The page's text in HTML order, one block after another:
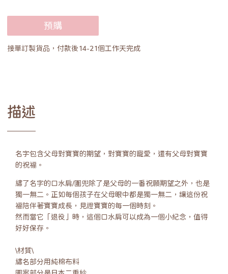
預購
接單訂製貨品，付款後14-21個工作天完成
描述
名字包含父母對寶寶的期望，對寶寶的寵愛，還有父母對寶寶
的祝福。
繡了名字的口水肩/圍兜除了是父母的一番祝願期望之外，也是
獨一無二。正如每個孩子在父母眼中都是獨一無二，讓這份祝
福陪伴著寶寶成長，見證寶寶的每一個時刻。
然而當它「退役」時，這個口水肩可以成為一個小紀念，值得
好好保存。
\材質\
繡名部分用純棉布料